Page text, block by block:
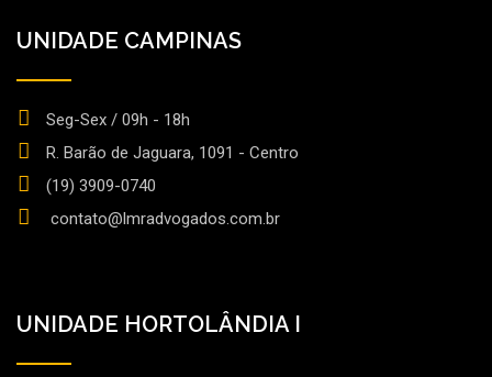
UNIDADE CAMPINAS
Seg-Sex / 09h - 18h
R. Barão de Jaguara, 1091 - Centro
(19) 3909-0740
contato@lmradvogados.com.br
UNIDADE HORTOLÂNDIA I